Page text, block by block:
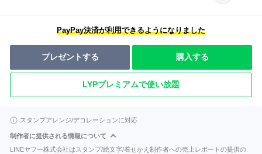
PayPay決済が利用できるようになりました
プレゼントする 購入する
LYPプレミアムで使い放題
スタンプアレンジ/デコレーションに対応
制作者に提供される情報について
LINEヤフー株式会社はスタンプ/絵文字/着せかえ制作者への売上レポートの提供の